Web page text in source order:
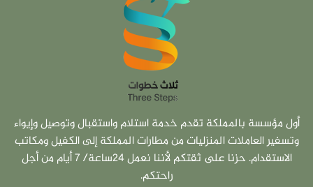
أول مؤسسة بالمملكة تقدم خدمة استلام واستقبال وتوصيل وإيواء
وتسفير العاملات المنزليات من مطارات المملكة إلى الكفيل ومكاتب
الاستقدام. حزنا على ثقتكم لأننا نعمل 24ساعة/ 7 أيام من أجل
راحتكم.